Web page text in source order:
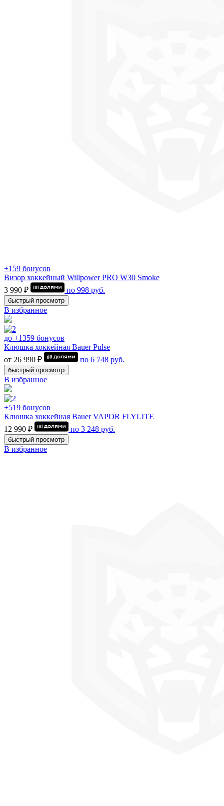
+159 бонусов
Визор хоккейный Willpower PRO W30 Smoke
3 990 ₽
по 998 руб.
быстрый просмотр
В избранное
до +1359 бонусов
Клюшка хоккейная Bauer Pulse
от 26 990 ₽
по 6 748 руб.
быстрый просмотр
В избранное
+519 бонусов
Клюшка хоккейная Bauer VAPOR FLYLITE
12 990 ₽
по 3 248 руб.
быстрый просмотр
В избранное